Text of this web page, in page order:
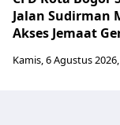
Jalan Sudirman
Akses Jemaat
Kamis, 6 Agustus